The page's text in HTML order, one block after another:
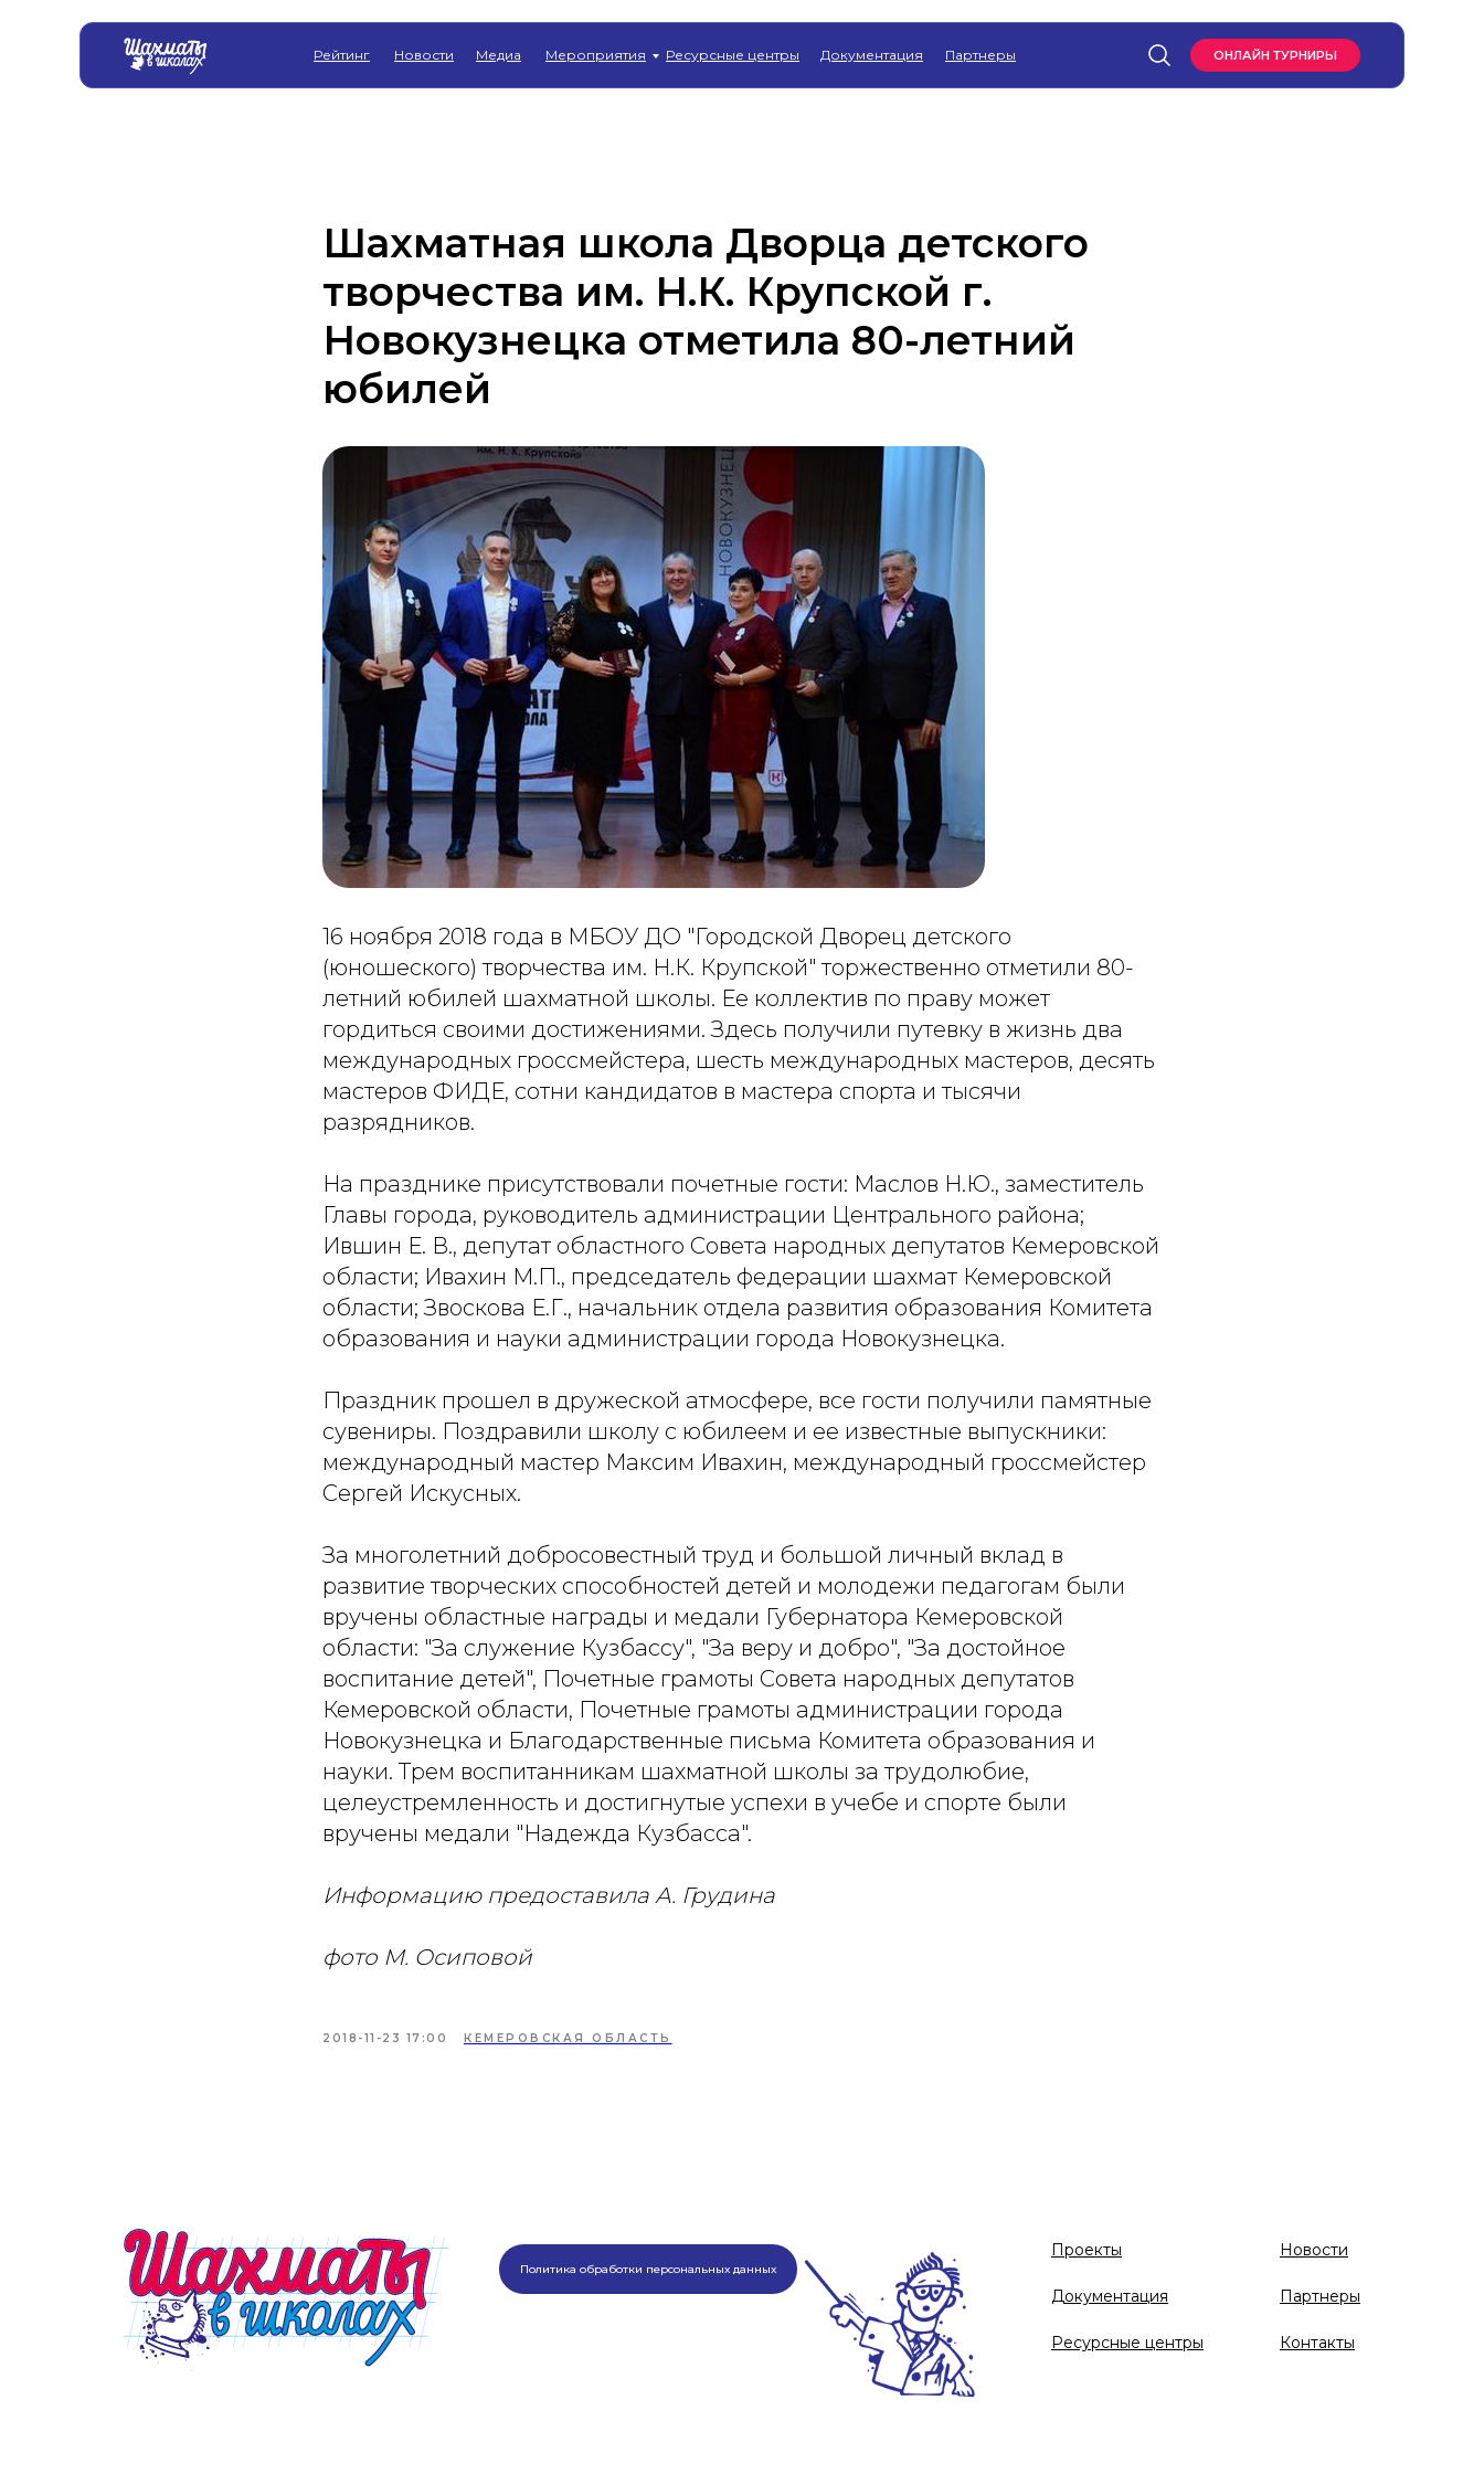
ОНЛАЙН ТУРНИРЫ
Рейтинг Документация
Ресурсные центры
Новости Мероприятия Партнеры
Медиа
Шахматная школа Дворца детского
творчества им. Н.К. Крупской г.
Новокузнецка отметила 80-летний
юбилей
16 ноября 2018 года в МБОУ ДО "Городской Дворец детского
(юношеского) творчества им. Н.К. Крупской" торжественно отметили 80-
летний юбилей шахматной школы. Ее коллектив по праву может
гордиться своими достижениями. Здесь получили путевку в жизнь два
международных гроссмейстера, шесть международных мастеров, десять
мастеров ФИДЕ, сотни кандидатов в мастера спорта и тысячи
разрядников.
На празднике присутствовали почетные гости: Маслов Н.Ю., заместитель
Главы города, руководитель администрации Центрального района;
Ившин Е. В., депутат областного Совета народных депутатов Кемеровской
области; Ивахин М.П., председатель федерации шахмат Кемеровской
области; Звоскова Е.Г., начальник отдела развития образования Комитета
образования и науки администрации города Новокузнецка.
Праздник прошел в дружеской атмосфере, все гости получили памятные
сувениры. Поздравили школу с юбилеем и ее известные выпускники:
международный мастер Максим Ивахин, международный гроссмейстер
Сергей Искусных.
За многолетний добросовестный труд и большой личный вклад в
развитие творческих способностей детей и молодежи педагогам были
вручены областные награды и медали Губернатора Кемеровской
области: "За служение Кузбассу", "За веру и добро", "За достойное
воспитание детей", Почетные грамоты Совета народных депутатов
Кемеровской области, Почетные грамоты администрации города
Новокузнецка и Благодарственные письма Комитета образования и
науки. Трем воспитанникам шахматной школы за трудолюбие,
целеустремленность и достигнутые успехи в учебе и спорте были
вручены медали "Надежда Кузбасса".
Информацию предоставила А. Грудина
фото М. Осиповой
2018-11-23 17:00 КЕМЕРОВСКАЯ ОБЛАСТЬ
Проекты
Документация
Ресурсные центры
Новости
Партнеры
Контакты
Политика обработки персональных данных